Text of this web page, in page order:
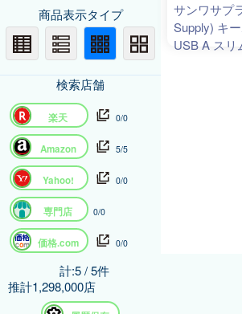
商品表示タイプ
検索店舗
楽天 0/0
Amazon 5/5
Yahoo! 0/0
専門店 0/0
価格.com 0/0
計:5 / 5件
推計1,298,000店
サンワサプ
Supply) キ
USB A スリ